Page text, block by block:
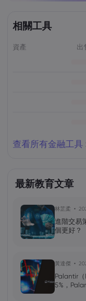
相關工具
資產 出
查看所有金融工具
最新教育文章
林芷柔
進階交易
個更好？
黃達傑
Palantir（
5%，